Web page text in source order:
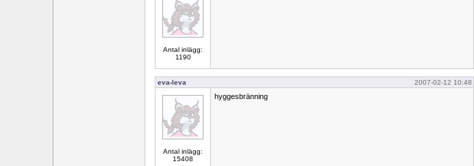
Antal inlägg:
1190
eva-leva 2007-02-12 10:48
Antal inlägg:
15408
hyggesbränning